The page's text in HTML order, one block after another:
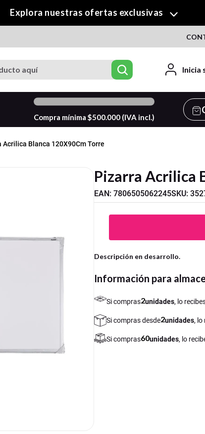
¡Descubre nuestra colección de Crafty!
aquí
Inicia
Compra mínima $500.000(IVA incl.)
Acrilica Blanca 120X90Cm Torre
Pizarra Acrilica
EAN: 7806505062245SKU:
Descripción en desarrollo.
Información para
Si compras2unidades, lo
Si compras desde2unidades, lo
Si compras60unidades, lo